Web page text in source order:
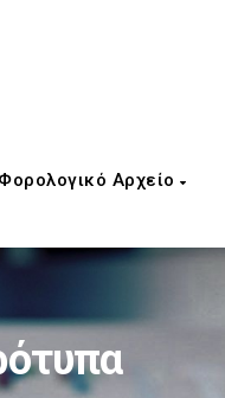
Φορολογικό Αρχείο